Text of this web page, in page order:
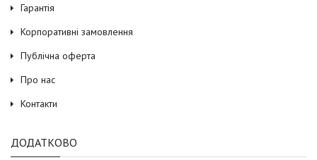
Гарантія
Корпоративні замовлення
Публічна оферта
Про нас
Контакти
ДОДАТКОВО